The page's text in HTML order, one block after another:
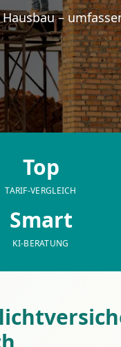
–
Top
TARIF-VERGLEICH
Smart
KI-BERATUNG